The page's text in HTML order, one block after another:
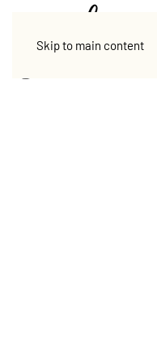
Skip to main content